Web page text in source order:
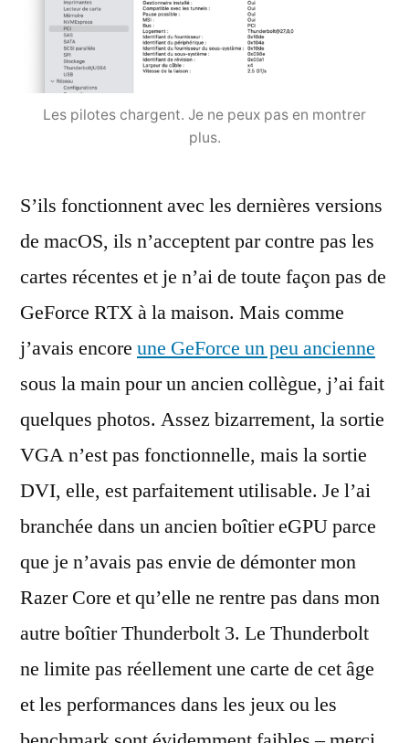
Les pilotes chargent. Je ne peux pas en montrer
plus.
S’ils fonctionnent avec les dernières versions
de macOS, ils n’acceptent par contre pas les
cartes récentes et je n’ai de toute façon pas de
GeForce RTX à la maison. Mais comme
j’avais encore une GeForce un peu ancienne
sous la main pour un ancien collègue, j’ai fait
quelques photos. Assez bizarrement, la sortie
VGA n’est pas fonctionnelle, mais la sortie
DVI, elle, est parfaitement utilisable. Je l’ai
branchée dans un ancien boîtier eGPU parce
que je n’avais pas envie de démonter mon
Razer Core et qu’elle ne rentre pas dans mon
autre boîtier Thunderbolt 3. Le Thunderbolt
ne limite pas réellement une carte de cet âge
et les performances dans les jeux ou les